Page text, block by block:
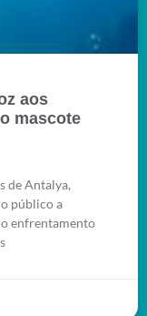
aos
mascote
de Antalya,
público a
enfrentamento